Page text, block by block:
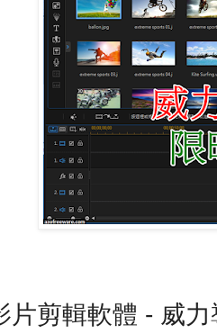
片剪輯軟體 - 威